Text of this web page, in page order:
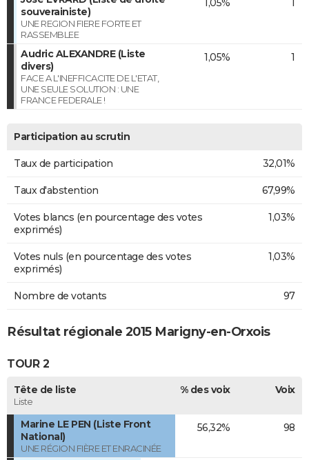
souverainiste)
UNE REGION FIERE FORTE ET
RASSEMBLEE
1,05%
Audric ALEXANDRE (Liste
divers)
FACE A L'INEFFICACITE DE L'ETAT,
UNE SEULE SOLUTION : UNE
FRANCE FEDERALE !
1,05% 1
Participation au scrutin
Taux de participation 32,01%
Taux d'abstention 67,99%
Votes blancs (en pourcentage des votes
exprimés)
1,03%
Votes nuls (en pourcentage des votes
exprimés)
1,03%
Nombre de votants 97
Résultat régionale 2015 Marigny-en-Orxois
TOUR 2
Tête de liste
Liste
% des voix Voix
Marine LE PEN (Liste Front
National)
UNE RÉGION FIÈRE ET ENRACINÉE
56,32% 98